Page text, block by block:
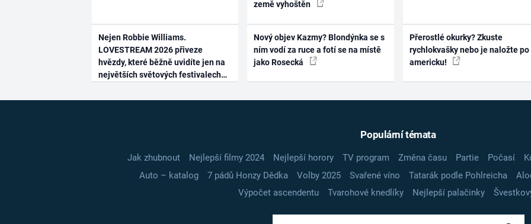
Nejen Robbie Williams.
LOVESTREAM 2026 přiveze
hvězdy, které běžně uvidíte jen na
největších světových festivalech
země vyhoštěn
Nový objev Kazmy? Blondýnka se s
ním vodí za ruce a fotí se na místě
jako Rosecká
Přerostlé okurky? Zkuste
rychlokvašky nebo je naložte po
americku!
Populární témata
Jak zhubnout Nejlepší filmy 2024 Nejlepší horory TV program Změna času Partie Počasí
Auto – katalog
7 pádů Honzy Dědka Volby 2025 Svařené víno Tatarák podle Pohlreicha
Výpočet ascendentu
Tvarohové knedlíky Nejlepší palačinky